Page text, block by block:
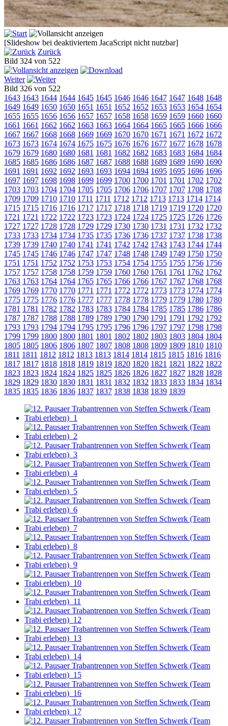
[Slideshow bei deaktiviertem JacaScript nicht nutzbar]
Zurück
Bild 324 von 522
Weiter
Bild 326 von 522
1643 1643 1644 1644 1645 1645 1646 1646 1647 1647 1648 1648
1649 1649 1650 1650 1651 1651 1652 1652 1653 1653 1654 1654
1655 1655 1656 1656 1657 1657 1658 1658 1659 1659 1660 1660
1661 1661 1662 1662 1663 1663 1664 1664 1665 1665 1666 1666
1667 1667 1668 1668 1669 1669 1670 1670 1671 1671 1672 1672
1673 1673 1674 1674 1675 1675 1676 1676 1677 1677 1678 1678
1679 1679 1680 1680 1681 1681 1682 1682 1683 1683 1684 1684
1685 1685 1686 1686 1687 1687 1688 1688 1689 1689 1690 1690
1691 1691 1692 1692 1693 1693 1694 1694 1695 1695 1696 1696
1697 1697 1698 1698 1699 1699 1700 1700 1701 1701 1702 1702
1703 1703 1704 1704 1705 1705 1706 1706 1707 1707 1708 1708
1709 1709 1710 1710 1711 1711 1712 1712 1713 1713 1714 1714
1715 1715 1716 1716 1717 1717 1718 1718 1719 1719 1720 1720
1721 1721 1722 1722 1723 1723 1724 1724 1725 1725 1726 1726
1727 1727 1728 1728 1729 1729 1730 1730 1731 1731 1732 1732
1733 1733 1734 1734 1735 1735 1736 1736 1737 1737 1738 1738
1739 1739 1740 1740 1741 1741 1742 1742 1743 1743 1744 1744
1745 1745 1746 1746 1747 1747 1748 1748 1749 1749 1750 1750
1751 1751 1752 1752 1753 1753 1754 1754 1755 1755 1756 1756
1757 1757 1758 1758 1759 1759 1760 1760 1761 1761 1762 1762
1763 1763 1764 1764 1765 1765 1766 1766 1767 1767 1768 1768
1769 1769 1770 1770 1771 1771 1772 1772 1773 1773 1774 1774
1775 1775 1776 1776 1777 1777 1778 1778 1779 1779 1780 1780
1781 1781 1782 1782 1783 1783 1784 1784 1785 1785 1786 1786
1787 1787 1788 1788 1789 1789 1790 1790 1791 1791 1792 1792
1793 1793 1794 1794 1795 1795 1796 1796 1797 1797 1798 1798
1799 1799 1800 1800 1801 1801 1802 1802 1803 1803 1804 1804
1805 1805 1806 1806 1807 1807 1808 1808 1809 1809 1810 1810
1811 1811 1812 1812 1813 1813 1814 1814 1815 1815 1816 1816
1817 1817 1818 1818 1819 1819 1820 1820 1821 1821 1822 1822
1823 1823 1824 1824 1825 1825 1826 1826 1827 1827 1828 1828
1829 1829 1830 1830 1831 1831 1832 1832 1833 1833 1834 1834
1835 1835 1836 1836 1837 1837 1838 1838 1839 1839